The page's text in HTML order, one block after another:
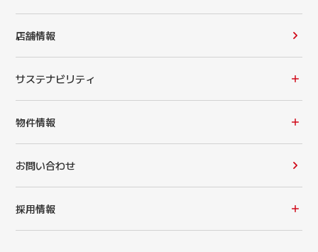
店舗情報
サステナビリティ
物件情報
お問い合わせ
採用情報